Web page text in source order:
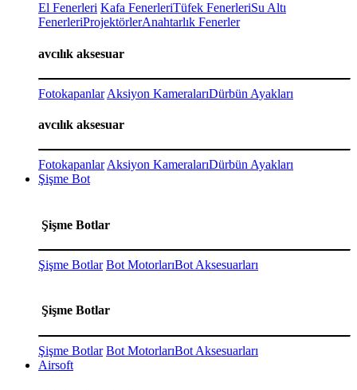
El Fenerleri Kafa FenerleriTüfek FenerleriSu Altı
FenerleriProjektörlerAnahtarlık Fenerler
avcılık aksesuar
Fotokapanlar Aksiyon KameralarıDürbün Ayakları
avcılık aksesuar
FotokapanlarAksiyon KameralarıDürbün Ayakları
Şişme Bot
Şişme Botlar
Şişme Botlar Bot MotorlarıBot Aksesuarları
Şişme Botlar
Şişme Botlar Bot MotorlarıBot Aksesuarları
Airsoft